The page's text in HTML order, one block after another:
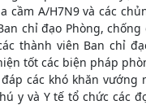
A/H7N9 và các
chỉ đạo Phòng, chống
thành viên Ban chỉ
tốt các biện pháp
các khó khăn vướng
y và Y tế tổ chức các